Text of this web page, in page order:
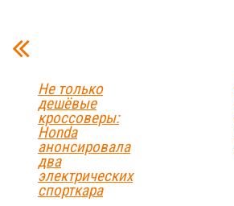
Не только
дешёвые
кроссоверы:
Honda
анонсировала
два
электрических
спорткара